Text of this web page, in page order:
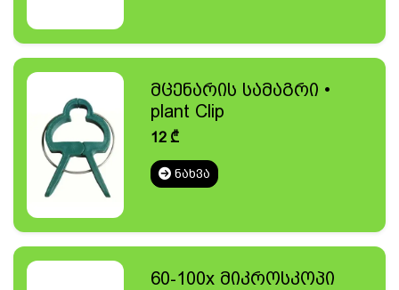
მცენარის სამაგრი •
plant Clip
12₾
ᲜᲐᲮᲕᲐ
60-100x მიკროსკოპი